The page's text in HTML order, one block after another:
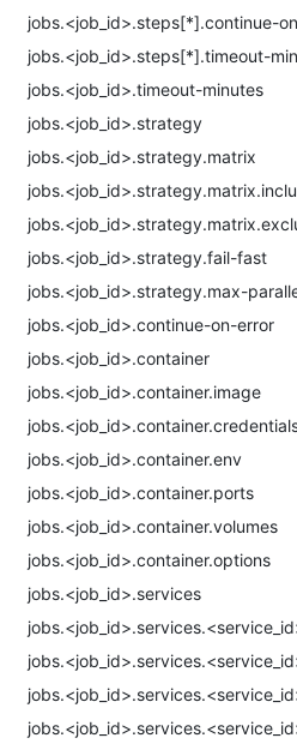
jobs.<job_id>.steps[*].continue-
jobs.<job_id>.steps[*].timeout-
jobs.<job_id>.timeout-minutes
jobs.<job_id>.strategy
jobs.<job_id>.strategy.matrix
jobs.<job_id>.strategy.fail-fast
jobs.<job_id>.strategy.max-
jobs.<job_id>.continue-on-error
jobs.<job_id>.container
jobs.<job_id>.container.image
jobs.<job_id>.container.env
jobs.<job_id>.container.ports
jobs.<job_id>.container.volumes
jobs.<job_id>.container.options
jobs.<job_id>.services